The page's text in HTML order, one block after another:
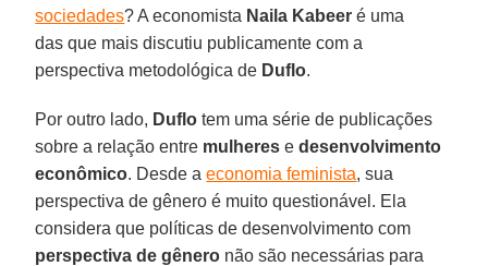
sociedades? A economista Naila Kabeer é uma
das que mais discutiu publicamente com a
perspectiva metodológica de Duflo.
Por outro lado, Duflo tem uma série de publicações
sobre a relação entre mulheres edesenvolvimento
econômico. Desde aeconomia feminista, sua
perspectiva de gênero é muito questionável. Ela
considera que políticas de desenvolvimento com
perspectiva de gênero não são necessárias para